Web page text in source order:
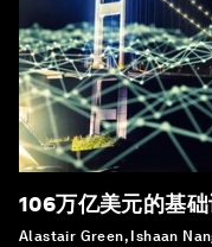
106万亿美元的基
Alastair Green, Ishaan